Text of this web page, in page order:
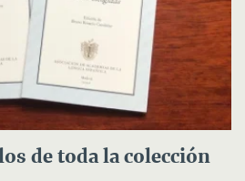
de toda la colección